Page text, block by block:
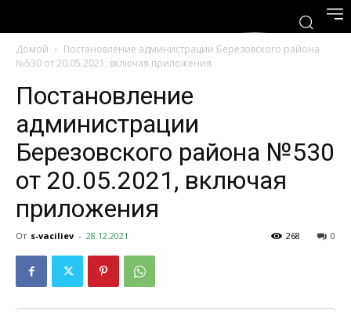
Домой
Постановление администрации Березовского района
№530 от 20.05.2021, включая приложения
Постановление
администрации
Березовского района №530
от 20.05.2021, включая
приложения
От s-vaciliev - 28.12.2021 0
268